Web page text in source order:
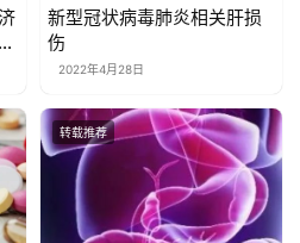
新型冠状病毒肺炎相关肝损
伤
2022年4月28日
转载推荐